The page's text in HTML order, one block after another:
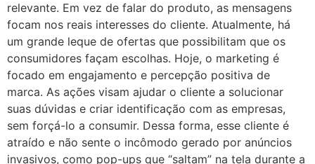
relevante. Em vez de falar do produto, as mensagens
focam nos reais interesses do cliente. Atualmente, há
um grande leque de ofertas que possibilitam que os
consumidores façam escolhas. Hoje, o marketing é
focado em engajamento e percepção positiva de
marca. As ações visam ajudar o cliente a solucionar
suas dúvidas e criar identificação com as empresas,
sem forçá-lo a consumir. Dessa forma, esse cliente é
atraído e não sente o incômodo gerado por anúncios
invasivos, como pop-ups que “saltam” na tela durante a